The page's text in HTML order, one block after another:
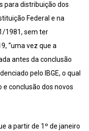
para distribuição dos
Federal e na
1981, sem ter
“uma vez que a
antes da conclusão
pelo IBGE, o qual
conclusão dos novos
a partir de 1º de janeiro